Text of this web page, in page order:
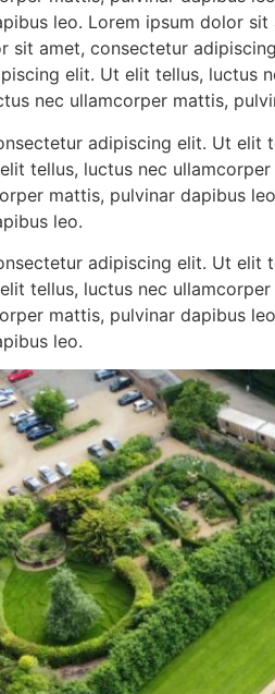
leo. Lorem ipsum dolor
sit amet, consectetur
elit. Ut elit tellus, luctus
nec ullamcorper mattis,
adipiscing elit. Ut elit
tellus, luctus nec
mattis, pulvinar dapibus
leo.
adipiscing elit. Ut elit
tellus, luctus nec
mattis, pulvinar dapibus
leo.